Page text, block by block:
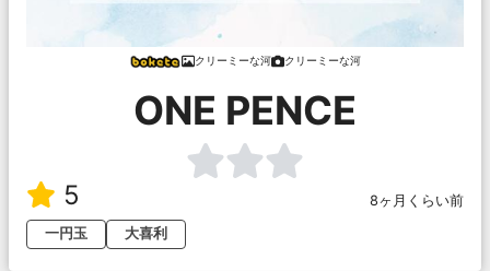
クリーミーな河 クリーミーな河
ONE PENCE
5
8ヶ月くらい前
一円玉
大喜利